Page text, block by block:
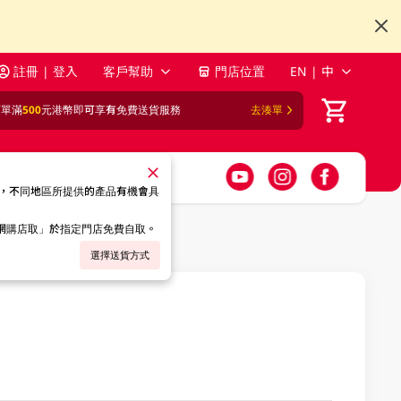
註冊 | 登入 客戶幫助 門店位置 EN | 中
滿500元港幣即可享有免費送貨服務 去湊單
不同地區所提供的產品有機會具
店取」於指定門店免費自取。
選擇送貨方式